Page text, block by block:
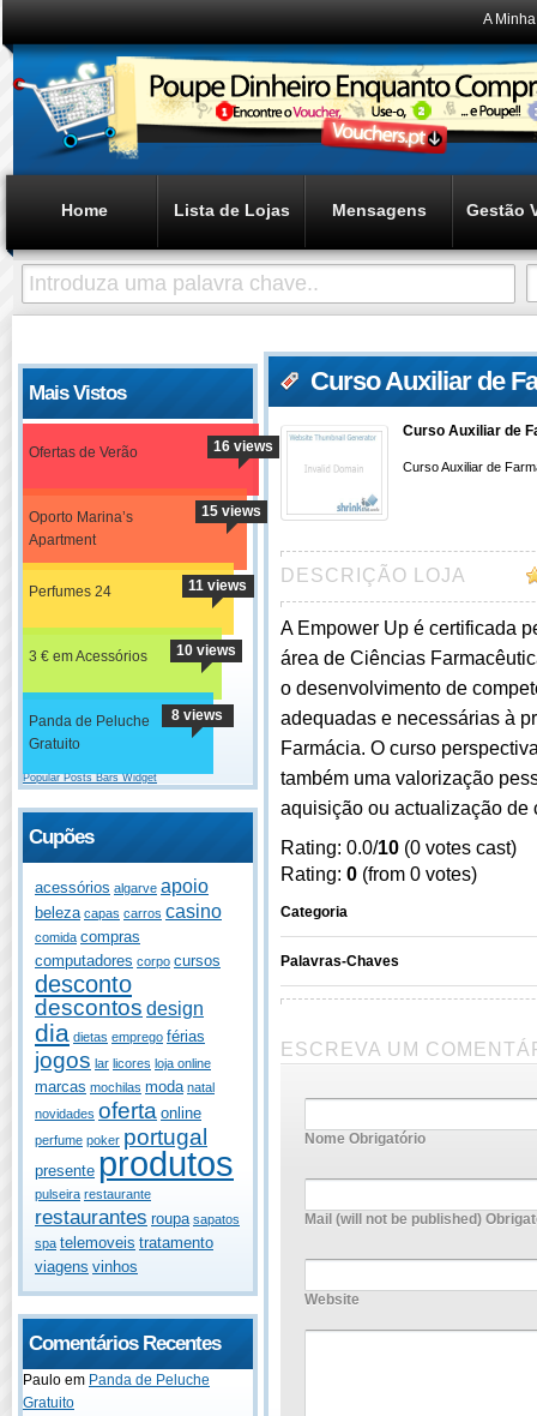
A
Home Lista de Lojas Mensagens Gestão
Mais Vistos
Ofertas de Verão 16 views
Oporto Marina’s
Apartment
15 views
Perfumes 24 11 views
3 € em Acessórios 10 views
Panda de Peluche
Gratuito
8 views
Popular Posts Bars Widget
Cupões
acessórios algarve apoio
beleza capas carros casino
comida compras
computadores corpo cursos
desconto
descontos design
dia dietas emprego férias
jogos lar licores loja online
marcas mochilas moda natal
novidades oferta online
perfume poker portugal
presente produtos
pulseira restaurante
restaurantes roupa sapatos
spa telemoveis tratamento
viagens vinhos
Comentários Recentes
Paulo em Panda de Peluche
Gratuito
Curso Auxiliar de
Curso Auxiliar de
Curso Auxiliar de
DESCRIÇÃO LOJA
A Empower Up é certificada
área de Ciências
o desenvolvimento de
adequadas e necessárias à
Farmácia. O curso
também uma valorização
aquisição ou actualização de
Rating: 0.0/10 (0 votes cast)
Rating: 0 (from 0 votes)
Categoria
Palavras-Chaves
ESCREVA UM
Nome Obrigatório
Mail (will not be published)
Website